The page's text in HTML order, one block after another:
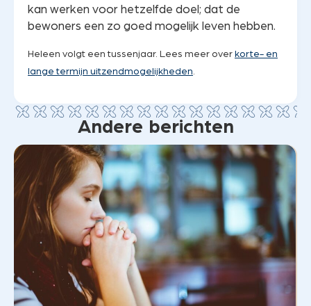
kan werken voor hetzelfde doel; dat de
bewoners een zo goed mogelijk leven hebben.
Heleen volgt een tussenjaar. Lees meer over korte- en
lange termijn uitzendmogelijkheden
Andere berichten